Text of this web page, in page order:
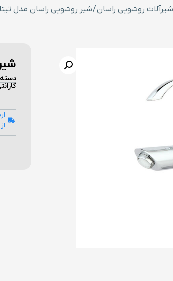
شیرآلات روشویی راسان/ شیر روشویی راسان مدل
از